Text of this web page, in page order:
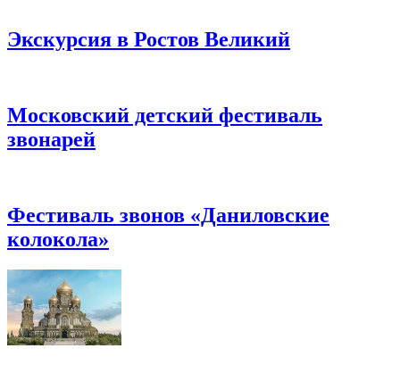
Экскурсия в Ростов Великий
Московский детский фестиваль
звонарей
Фестиваль звонов «Даниловские
колокола»